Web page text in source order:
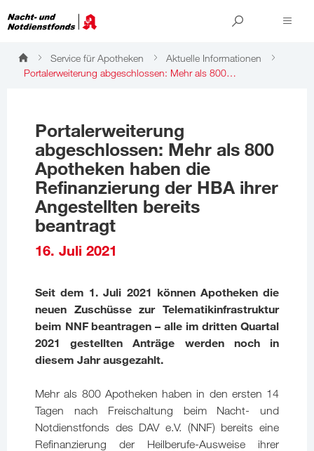
Service für Apotheken
Aktuelle Informationen
Portalerweiterung abgeschlossen: Mehr als 800…
Portalerweiterung
abgeschlossen: Mehr als 800
Apotheken haben die
Refinanzierung der HBA ihrer
Angestellten bereits
beantragt
16. Juli 2021
Seit dem 1. Juli 2021 können Apotheken die
neuen Zuschüsse zur Telematikinfrastruktur
beim NNF beantragen – alle im dritten Quartal
2021 gestellten Anträge werden noch in
diesem Jahr ausgezahlt.
Mehr als 800 Apotheken haben in den ersten 14
Tagen nach Freischaltung beim Nacht- und
Notdienstfonds des DAV e.V. (NNF) bereits eine
Refinanzierung der Heilberufe-Ausweise ihrer